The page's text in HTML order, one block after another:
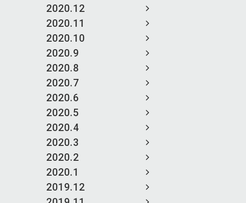
2020.12
2020.11
2020.10
2020.9
2020.8
2020.7
2020.6
2020.5
2020.4
2020.3
2020.2
2020.1
2019.12